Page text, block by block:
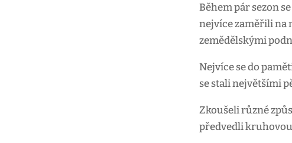
Během pár sezon
nejvíce zaměřili na
zemědělskými
Nejvíce se do
se stali největšími
Zkoušeli různé
předvedli